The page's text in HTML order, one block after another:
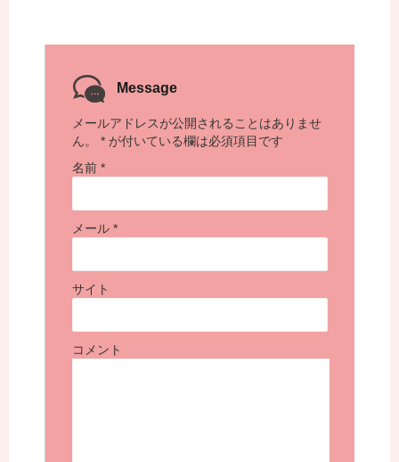
Message
メールアドレスが公開されることはありませ
ん。
* が付いている欄は必須項目です
名前 *
メール *
サイト
コメント